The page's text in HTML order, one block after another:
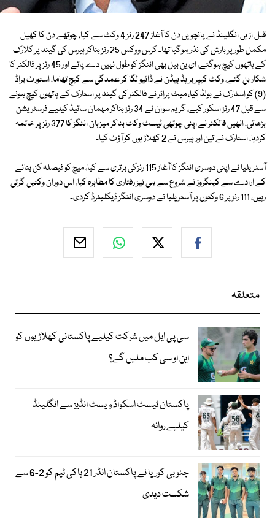
قبل ازیں انگلینڈ نے پانچویں دن کا آغاز 247 رنز 4 وکٹ سے کیا، چوتھے دن کا کھیل
مکمل طور پر بارش کی نذر ہوگیا تھا۔ کرس ووکس 25 رنز بناکر ہیرس کی گیند پر کلارک
کے ہاتھوں کیچ ہوگئے، ای ین بیل بھی اننگز کو طول نہیں دے پائے اور 45 رنز پر فالکنر کا
شکار بن گئے، وکٹ کیپر بریڈ ہیڈن نے ڈائیو لگا کر عمدگی سے کیچ تھاما، اسٹورٹ براڈ
(9) کو اسٹارک نے بولڈ کیا، میٹ پرائر نے فالکنر کی گیند پر اسٹارک کے ہاتھوں کیچ ہونے
سے قبل 47 رنز اسکور کیے، گریم سوان نے 34 رنز بناکر مہمان سائیڈ کیلیے فرسٹریشن
بڑھائی، انھیں فالکنر نے اپنی چوتھی ٹیسٹ وکٹ بناکر میزبان اننگز کا 377 رنز پر خاتمہ
کردیا، اسٹارک نے تین اور ہیرس نے 2 کھلاڑیوں کو آؤٹ کیا۔
آسٹریلیا نے اپنی دوسری اننگز کا آغاز 115 رنزکی برتری سے کیا، میچ کو فیصلہ کن بنانے
کے ارادے سے کینگروز نے شروع سے ہی تیز رفتاری کا مظاہرہ کیا، اس دوران وکٹیں گرتی
رہیں، 111 رنز پر 6 وکٹوں پر آسٹریلیا نے دوسری اننگز ڈیکلیئرڈ کردی۔
متعلقہ
سی پی ایل میں شرکت کیلیے پاکستانی کھلاڑیوں کو
این او سی کب ملیں گے؟
پاکستان ٹیسٹ اسکواڈ ویسٹ انڈیز سے انگلینڈ
کیلیے روانہ
جنوبی کوریا نے پاکستان انڈر 21 ہاکی ٹیم کو 2-6 سے
شکست دیدی